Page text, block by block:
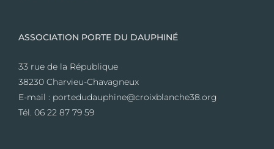
ASSOCIATION PORTE DU DAUPHINÉ
33 rue de la République
38230 Charvieu-Chavagneux
E-mail : portedudauphine@croixblanche38.org
Tél. 06 22 87 79 59